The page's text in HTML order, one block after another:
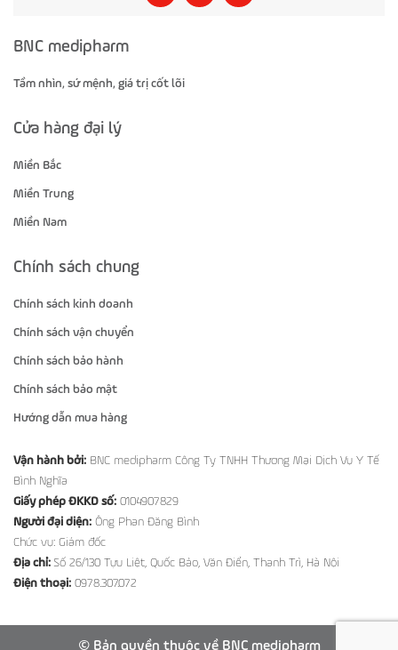
BNC medipharm
Tầm nhìn, sứ mệnh, giá trị cốt lõi
Cửa hàng đại lý
Miền Bắc
Miền Trung
Miền Nam
Chính sách chung
Chính sách kinh doanh
Chính sách vận chuyển
Chính sách bảo hành
Chính sách bảo mật
Hướng dẫn mua hàng
Vận hành bởi: BNC medipharm Công Ty TNHH Thương Mại Dịch Vụ Y Tế
Bình Nghĩa
Giấy phép ĐKKD số: 0104907829
Người đại diện: Ông Phan Đăng Bình
Chức vụ: Giám đốc
Địa chỉ: Số 26/130 Tựu Liệt, Quốc Bảo, Văn Điển, Thanh Trì, Hà Nội
Điện thoại: 0978.307.072
© Bản quyền thuộc về BNC medipharm